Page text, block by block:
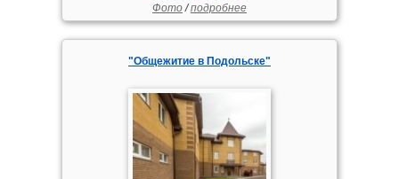
Фото/подробнее
"Общежитие в Подольске"